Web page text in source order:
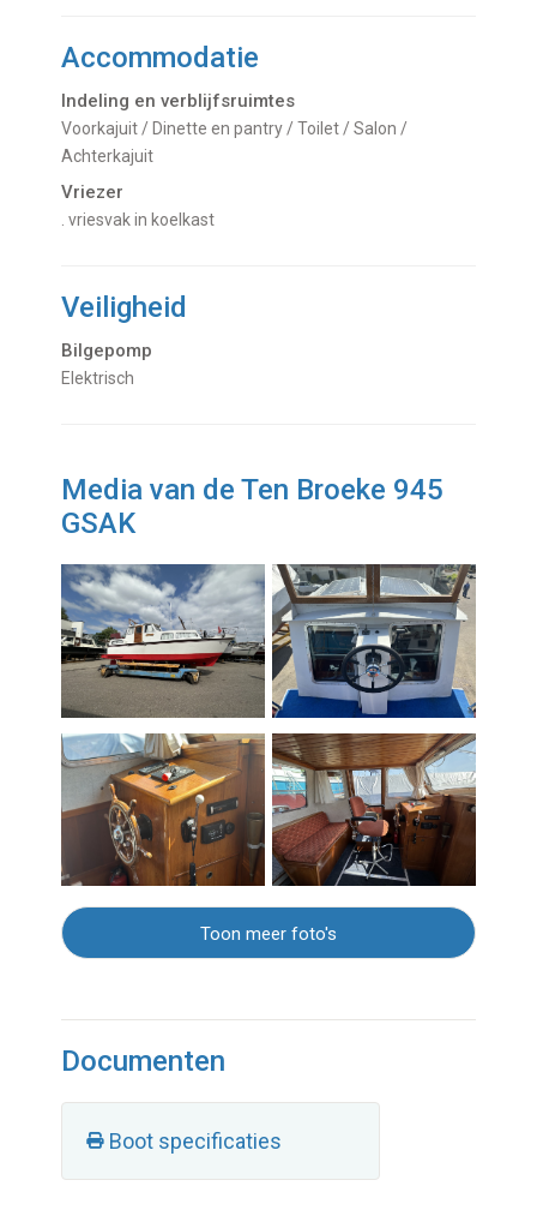
Accommodatie
Indeling en verblijfsruimtes
Voorkajuit / Dinette en pantry / Toilet / Salon /
Achterkajuit
Vriezer
. vriesvak in koelkast
Veiligheid
Bilgepomp
Elektrisch
Media van de Ten Broeke 945
GSAK
Toon meer foto's
Documenten
Boot specificaties